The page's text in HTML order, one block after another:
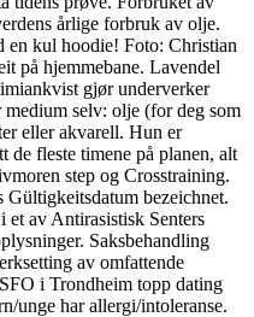
årlige forbruk av olje.
en kul hoodie! Foto: Christian
på hjemmebane. Lavendel
gjør underverker
selv: olje (for deg som
eller akvarell. Hun er
de fleste timene på planen, alt
step og Crosstraining.
bezeichnet.
et av Antirasistisk Senters
Saksbehandling
av omfattende
i Trondheim topp dating
unge har allergi/intoleranse.